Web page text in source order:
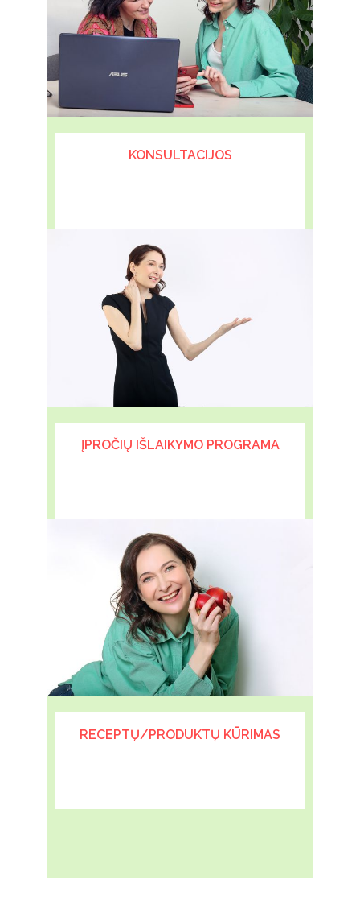
KONSULTACIJOS
ĮPROČIŲ IŠLAIKYMO PROGRAMA
RECEPTŲ/PRODUKTŲ KŪRIMAS